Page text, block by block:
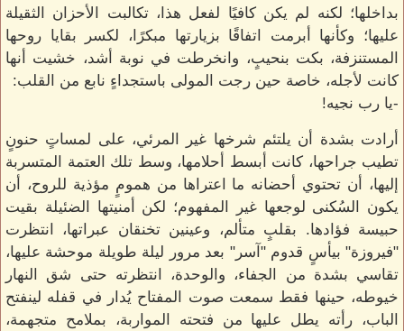
بداخلها؛ لكنه لم يكن كافيًا لفعل هذا، تكالبت الأحزان الثقيلة
عليها؛ وكأنها أبرمت اتفاقًا بزيارتها مبكرًا، لكسر بقايا روحها
المستنزفة، بكت بنحيبٍ، وانخرطت في نوبة أشد، خشيت أنها
كانت لأجله، خاصة حين رجت المولى باستجداءٍ نابع من القلب:
-يا رب نجيه!
أرادت بشدة أن يلتئم شرخها غير المرئي، على لمساتٍ حنونٍ
تطيب جراحها، كانت أبسط أحلامها، وسط تلك العتمة المتسربة
إليها، أن تحتوي أحضانه ما اعتراها من همومٍ مؤذية للروح، أن
يكون السُكنى لوجعها غير المفهوم؛ لكن أمنيتها الضئيلة بقيت
حبيسة فؤادها. بقلبٍ متألم، وعينين تخنقان عبراتها، انتظرت
"فيروزة" بيأسٍ قدوم "آسر" بعد مرور ليلة طويلة موحشة عليها،
تقاسي بشدة من الجفاء، والوحدة، انتظرته حتى شق النهار
خيوطه، حينها فقط سمعت صوت المفتاح يُدار في قفله لينفتح
الباب، رأته يطل عليها من فتحته المواربة، بملامح متجهمة،